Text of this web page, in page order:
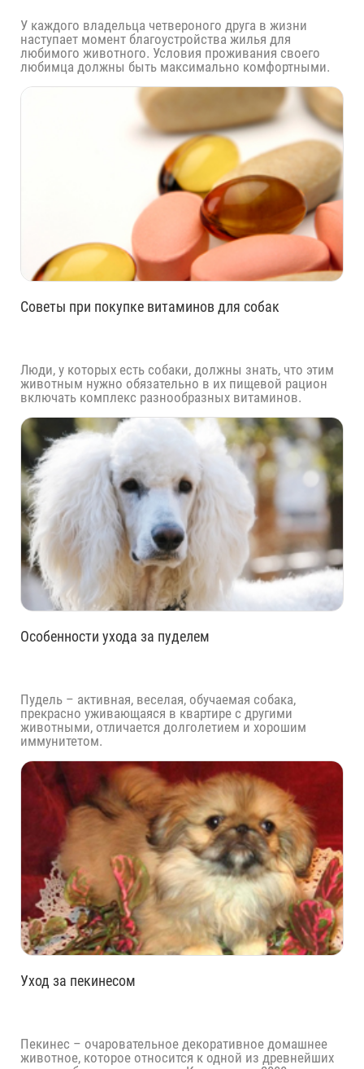
У каждого владельца четвероного друга в жизни
наступает момент благоустройства жилья для
любимого животного. Условия проживания своего
любимца должны быть максимально комфортными.
Советы при покупке витаминов для собак
Люди, у которых есть собаки, должны знать, что этим
животным нужно обязательно в их пищевой рацион
включать комплекс разнообразных витаминов.
Особенности ухода за пуделем
Пудель – активная, веселая, обучаемая собака,
прекрасно уживающаяся в квартире с другими
животными, отличается долголетием и хорошим
иммунитетом.
Уход за пекинесом
Пекинес – очаровательное декоративное домашнее
животное, которое относится к одной из древнейших